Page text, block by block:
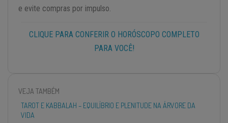
e evite compras por impulso.
CLIQUE PARA CONFERIR O HORÓSCOPO COMPLETO
PARA VOCÊ!
VEJA TAMBÉM
TAROT E KABBALAH – EQUILÍBRIO E PLENITUDE NA ÁRVORE DA
VIDA